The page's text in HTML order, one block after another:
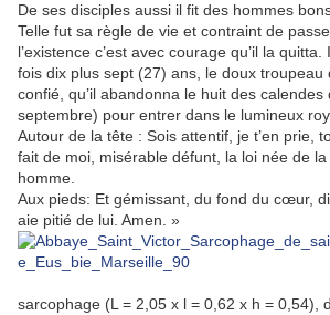
De ses disciples aussi il fit des hommes
Telle fut sa règle de vie et contraint de
l’existence c’est avec courage qu’il la
fois dix plus sept (27) ans, le doux troupeau
confié, qu’il abandonna le huit des calendes
septembre) pour entrer dans le lumineux
Autour de la tête : Sois attentif, je t’en prie,
fait de moi, misérable défunt, la loi née de
homme.
Aux pieds: Et gémissant, du fond du cœur,
aie pitié de lui. Amen. »
sarcophage (L = 2,05 x l = 0,62 x h = 0,54),